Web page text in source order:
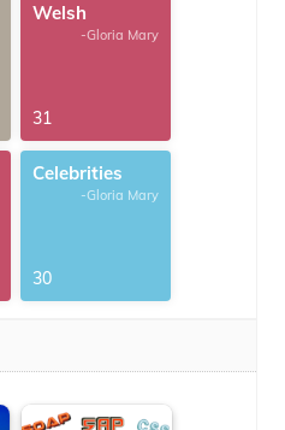
Welsh
-Gloria Mary
31
Celebrities
-Gloria Mary
30